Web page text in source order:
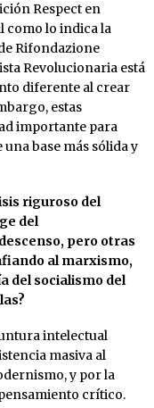
Respect en
como lo indica la
Rifondazione
Revolucionaria está
diferente al crear
estas
importante para
base más sólida y
riguroso del
del
pero otras
al marxismo,
del socialismo del
intelectual
masiva al
y por la
crítico.